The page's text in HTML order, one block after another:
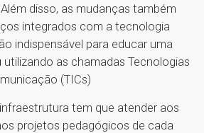
disso, as mudanças também
integrados com a tecnologia
indispensável para educar uma
as chamadas Tecnologias
(TICs)
tem que atender aos
projetos pedagógicos de cada